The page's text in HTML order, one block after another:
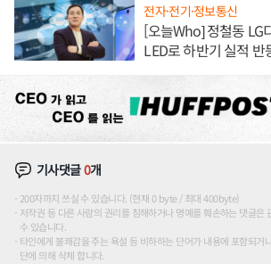
전자·전기·정보통신
[오늘Who] 정철동 LG
LED로 하반기 실적 반
기사댓글0개
200자까지 쓰실 수 있습니다. (현재 0 byte / 최대 400byte)
저작권 등 다른 사람의 권리를 침해하거나 명예를 훼손하는 댓글은
수 있습니다.
타인에게 불쾌감을 주는 욕설 등 비하하는 단어가 내용에 포함되거
단에 의해 삭제 합니다.